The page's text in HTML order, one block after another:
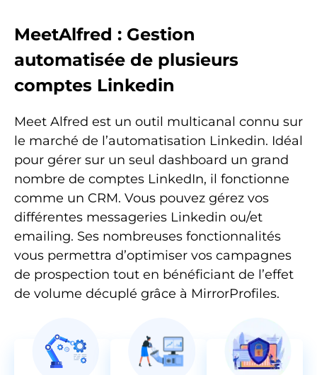
MeetAlfred : Gestion
automatisée de plusieurs
comptes Linkedin
Meet Alfred est un outil multicanal connu sur
le marché de l’automatisation Linkedin. Idéal
pour gérer sur un seul dashboard un grand
nombre de comptes LinkedIn, il fonctionne
comme un CRM. Vous pouvez gérez vos
différentes messageries Linkedin ou/et
emailing. Ses nombreuses fonctionnalités
vous permettra d’optimiser vos campagnes
de prospection tout en bénéficiant de l’effet
de volume décuplé grâce à MirrorProfiles.